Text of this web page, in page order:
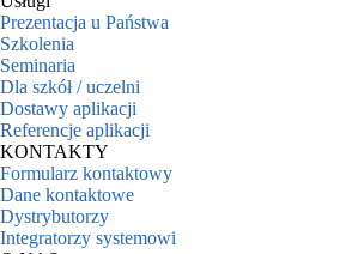
Prezentacja u Państwa
Szkolenia
Seminaria
Dla szkół / uczelni
Dostawy aplikacji
Referencje aplikacji
KONTAKTY
Formularz kontaktowy
Dane kontaktowe
Dystrybutorzy
Integratorzy systemowi